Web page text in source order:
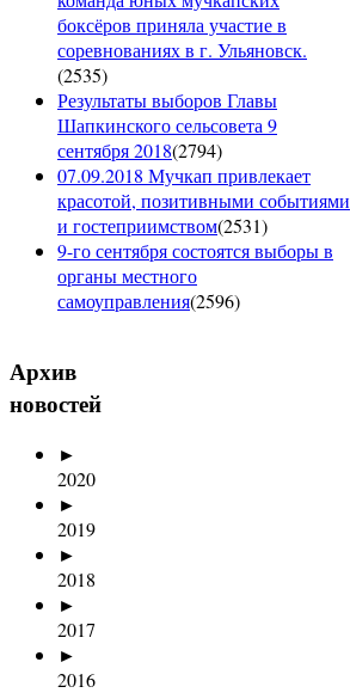
боксёров приняла участие в
соревнованиях в г. Ульяновск.
(2535)
Результаты выборов Главы
Шапкинского сельсовета 9
сентября 2018(2794)
07.09.2018 Мучкап привлекает
красотой, позитивными событиями
и гостеприимством(2531)
9-го сентября состоятся выборы в
органы местного
самоуправления(2596)
Архив
новостей
►
2020
►
2019
►
2018
►
2017
►
2016